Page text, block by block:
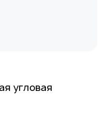
угловая